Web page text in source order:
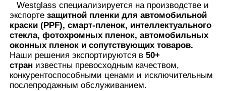
Westglass специализируется на производстве и
экспортезащитной пленки для автомобильной
краски (PPF), смарт-пленок, интеллектуального
стекла, фотохромных пленок, автомобильных
оконных пленок и сопутствующих товаров.
Наши решения экспортируются в50+
стран известны превосходным качеством,
конкурентоспособными ценами и исключительным
послепродажным обслуживанием.